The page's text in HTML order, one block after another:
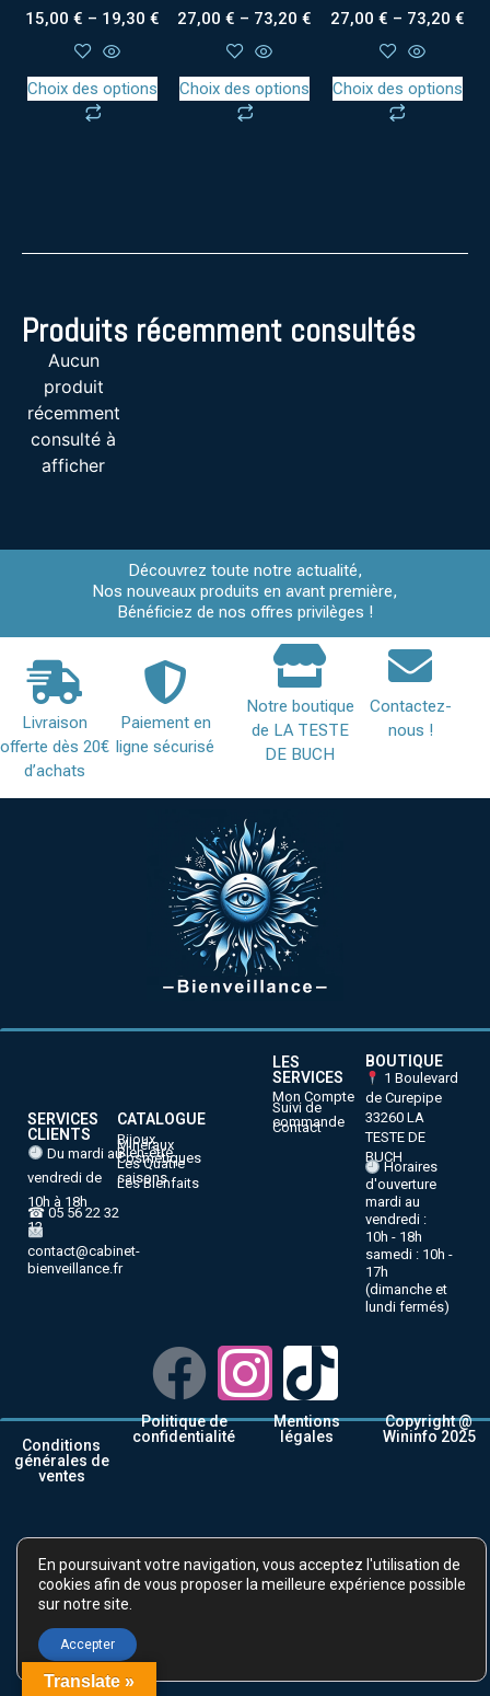
15,00€ – 19,30€
Choix des options
27,00€ – 73,20€
Choix des options
27,00 € – 73,20 €
Choix des options
Produits récemment consultés
Aucun
produit
récemment
consulté à
afficher
Découvrez toute notre actualité,
Nos nouveaux produits en avant première,
Bénéficiez de nos offres privilèges !
Livraison
offerte dès 20€
d’achats
Paiement en
ligne sécurisé
Notre boutique
de LA TESTE
DE BUCH
Contactez-
nous !
SERVICES
CLIENTS
Du mardi au
vendredi de
10h à 18h
☎ 05 56 22 32
12
contact@cabinet-
bienveillance.fr
CATALOGUE
Bijoux
Minéraux
Bien-être
Cosmétiques
Les Quatre
saisons
Les Bienfaits
LES
SERVICES
Mon Compte
Suivi de
commande
Contact
BOUTIQUE
1 Boulevard
de Curepipe
33260 LA
TESTE DE
BUCH
Horaires
d'ouverture
mardi au
vendredi :
10h - 18h
samedi : 10h -
17h
(dimanche et
lundi fermés)
Conditions
générales de
ventes
Politique de
confidentialité
Mentions
légales
Copyright @
Wininfo 2025
Translate »
En poursuivant votre navigation, vous acceptez l'utilisation de
cookies afin de vous proposer la meilleure expérience possible
sur notre site.
Accepter